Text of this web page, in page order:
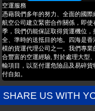
SHARE US WITH
空運服務
憑藉我們多年的努力、全面的國際
航空公司建立緊密合作關係，即使
季，我們仍能保証取得貨運機位，
全、準時的送抵目的地。四海是香
模的貨運代理公司之一。我們專業
合豐富的空運經驗, 對於處理大型
輸項目，以至付運危險品及易碎貨
付自如。